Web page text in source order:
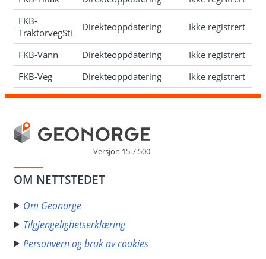
FKB-
TraktorvegSti
Direkteoppdatering Ikke registrert
FKB-Vann Direkteoppdatering
Ikke registrert
FKB-Veg
Direkteoppdatering Ikke registrert